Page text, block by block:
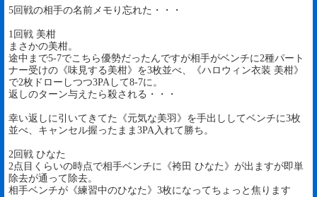
5回戦の相手の名前メモり忘れた・・・
1回戦 美柑
まさかの美柑。
途中まで5-7でこちら優勢だったんですが相手がベンチに2種パート
ナー受けの《味見する美柑》を3枚並べ、《ハロウィン衣装 美柑》
で2枚ドローしつつ3PAして8-7に。
返しのターン与えたら殺される・・・
幸い返しに引いてきてた《元気な美羽》を手出ししてベンチに3枚
並べ、キャンセル握ったまま3PA入れて勝ち。
2回戦 ひなた
2点目くらいの時点で相手ベンチに《袴田 ひなた》が出ますが即単
除去が通って除去。
相手ベンチが《練習中のひなた》3枚になってちょっと焦ります